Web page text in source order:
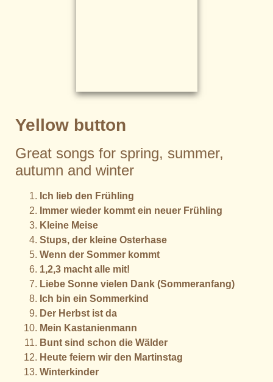
Yellow button
Great songs for spring, summer,
autumn and winter
Ich lieb den Frühling
Immer wieder kommt ein neuer Frühling
Kleine Meise
Stups, der kleine Osterhase
Wenn der Sommer kommt
1,2,3 macht alle mit!
Liebe Sonne vielen Dank (Sommeranfang)
Ich bin ein Sommerkind
Der Herbst ist da
Mein Kastanienmann
Bunt sind schon die Wälder
Heute feiern wir den Martinstag
Winterkinder